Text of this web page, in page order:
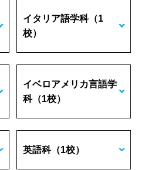
イタリア語学科（1
校）
イベロアメリカ言語学
科（1校）
英語科（1校）